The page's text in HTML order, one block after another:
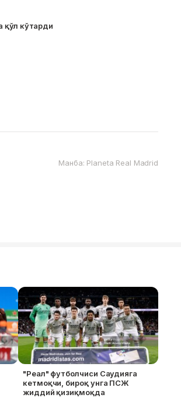
қўл кўтарди
Манба: Planeta Real Madrid
"Реал" футболчиси Саудияга
кетмоқчи, бироқ унга ПСЖ
жиддий қизиқмоқда